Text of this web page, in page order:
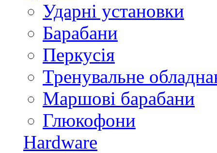
Ударні установки
Барабани
Перкусія
Тренувальне
Маршові барабани
Глюкофони
Hardware